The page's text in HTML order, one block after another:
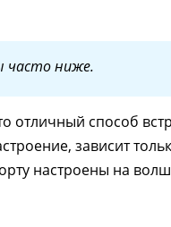
часто ниже.
отличный способ
зависит
настроены на